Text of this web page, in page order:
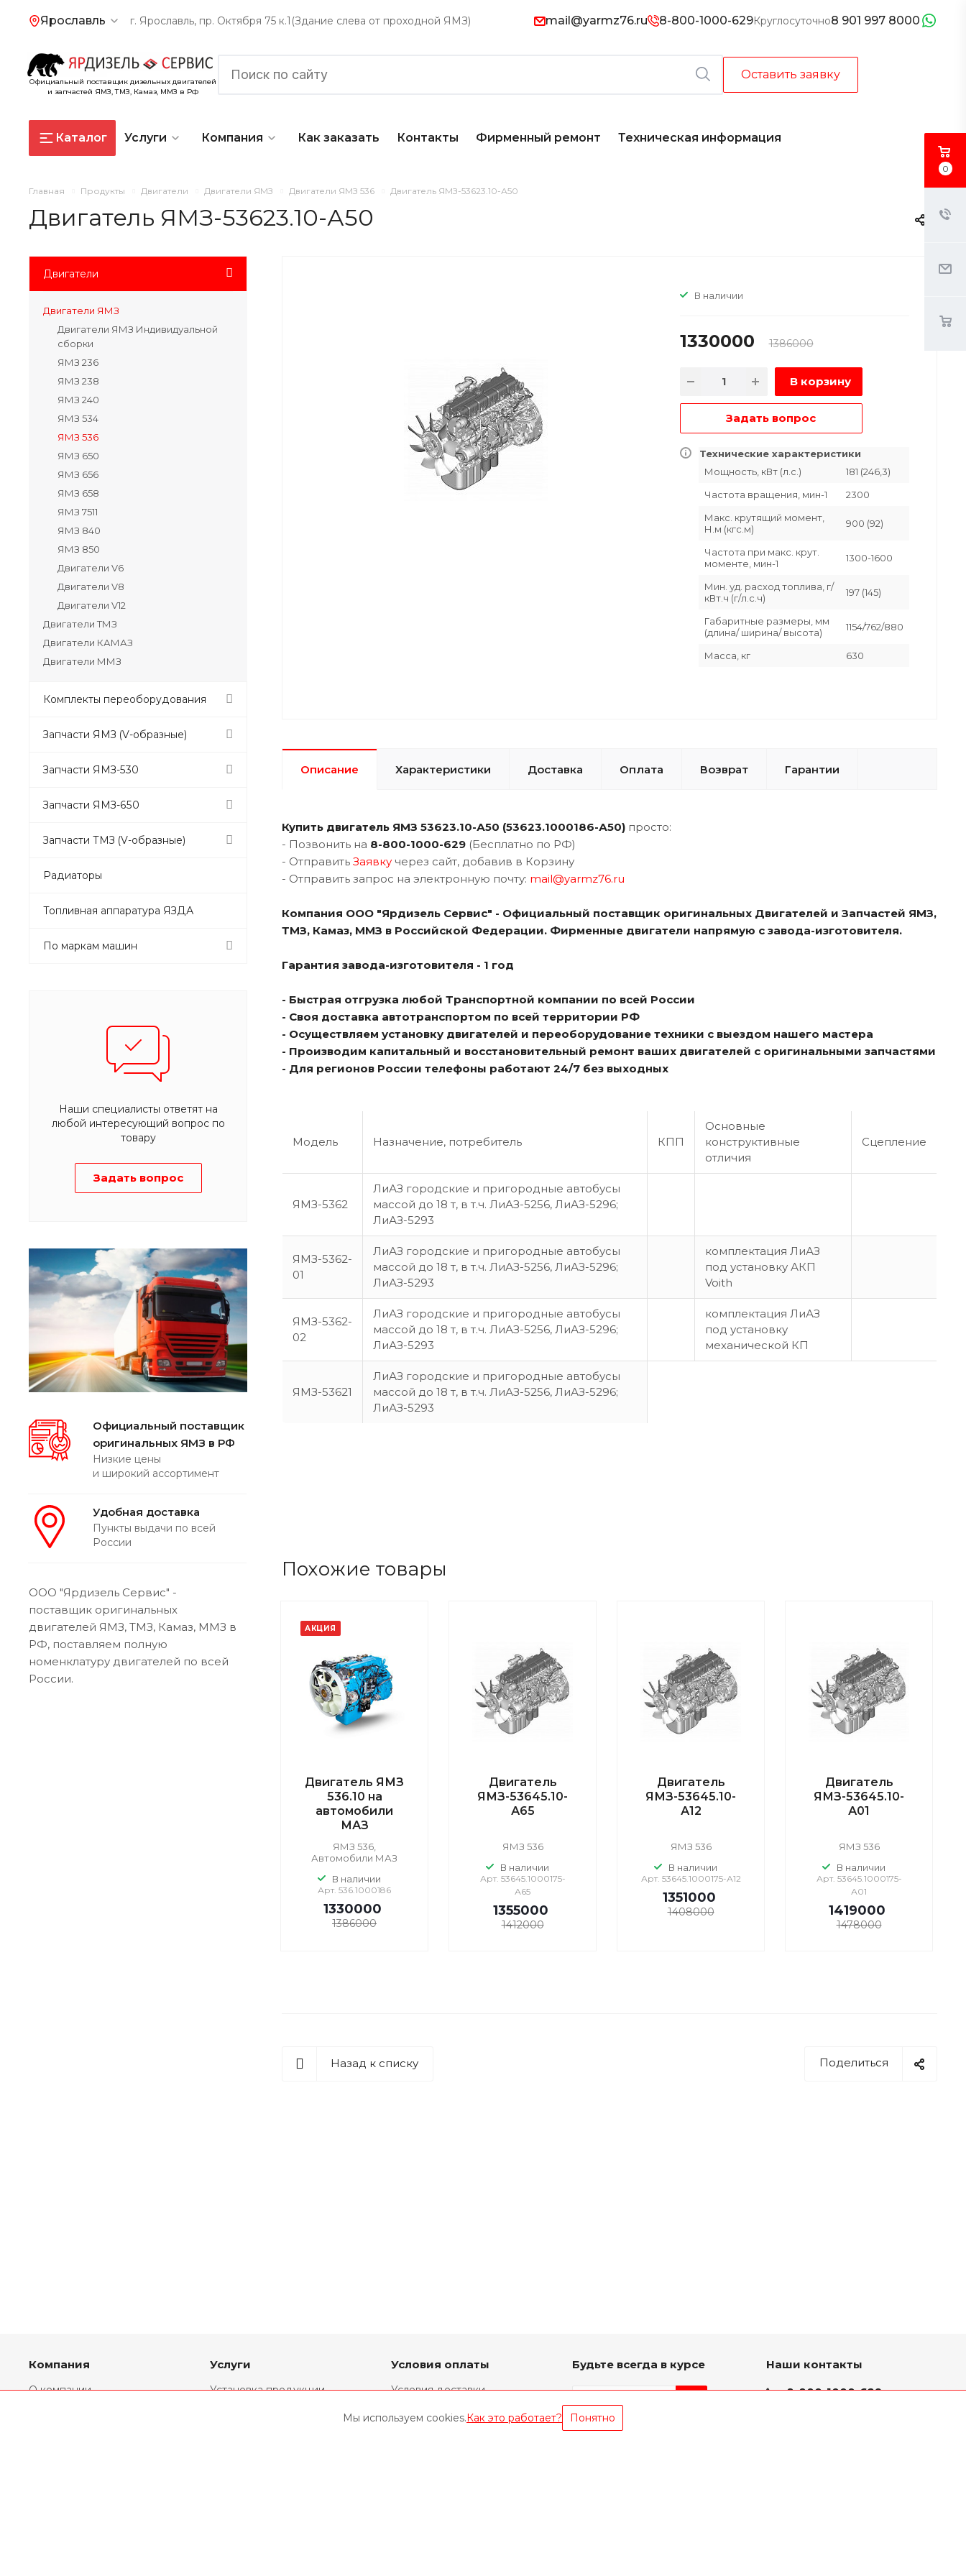
Ярославль г. Ярославль, пр. Октября 75 к.1(Здание слева от проходной ЯМЗ) mail@yarmz76.ru 8-800-1000-629Круглосуточно8 901 997 8000
Официальный поставщик дизельных двигателей
и запчастей ЯМЗ, ТМЗ, Камаз, ММЗ в РФ
Оставить заявку
Каталог Услуги Компания Как заказать Контакты Фирменный ремонт Техническая информация
Главная Продукты Двигатели Двигатели ЯМЗ Двигатели ЯМЗ 536 Двигатель ЯМЗ-53623.10-А50
Двигатель ЯМЗ-53623.10-А50
В наличии
1330000 1386000
В корзину
Задать вопрос
Технические характеристики
Мощность, кВт (л.с.)
181 (246,3)
Частота вращения, мин-1
2300
Макс. крутящий момент,
Н.м (кгс.м)
900 (92)
Частота при макс. крут.
моменте, мин-1
1300-1600
Мин. уд. расход топлива, г/
кВт.ч (г/л.с.ч)
197 (145)
Габаритные размеры, мм
(длина/ ширина/ высота)
1154/762/880
Масса, кг 630
Описание Характеристики Доставка Оплата Возврат Гарантии
Купить двигатель ЯМЗ 53623.10-А50 (53623.1000186-А50) просто:
- Позвонить на 8-800-1000-629 (Бесплатно по РФ)
- Отправить Заявку через сайт, добавив в Корзину
- Отправить запрос на электронную почту: mail@yarmz76.ru
Компания ООО "Ярдизель Сервис" - Официальный поставщик оригинальных Двигателей и Запчастей ЯМЗ,
ТМЗ, Камаз, ММЗ в Российской Федерации. Фирменные двигатели напрямую с завода-изготовителя.
Гарантия завода-изготовителя - 1 год
- Быстрая отгрузка любой Транспортной компании по всей России
- Своя доставка автотранспортом по всей территории РФ
- Осуществляем установку двигателей и переоборудование техники с выездом нашего мастера
- Производим капитальный и восстановительный ремонт ваших двигателей с оригинальными запчастями
- Для регионов России телефоны работают 24/7 без выходных
Модель Назначение, потребитель КПП
Основные
конструктивные
отличия
Сцепление
ЯМЗ-5362
ЛиАЗ городские и пригородные автобусы
массой до 18 т, в т.ч. ЛиАЗ-5256, ЛиАЗ-5296;
ЛиАЗ-5293
ЯМЗ-5362-
01
ЛиАЗ городские и пригородные автобусы
массой до 18 т, в т.ч. ЛиАЗ-5256, ЛиАЗ-5296;
ЛиАЗ-5293
комплектация ЛиАЗ
под установку АКП
Voith
ЯМЗ-5362-
02
ЛиАЗ городские и пригородные автобусы
массой до 18 т, в т.ч. ЛиАЗ-5256, ЛиАЗ-5296;
ЛиАЗ-5293
комплектация ЛиАЗ
под установку
механической КП
ЯМЗ-53621
ЛиАЗ городские и пригородные автобусы
массой до 18 т, в т.ч. ЛиАЗ-5256, ЛиАЗ-5296;
ЛиАЗ-5293
Похожие товары
АКЦИЯ
Двигатель ЯМЗ
536.10 на
автомобили
МАЗ
ЯМЗ 536,
Автомобили МАЗ
В наличии
Арт. 536.1000186
1330000
1386000
Двигатель
ЯМЗ-53645.10-
А65
ЯМЗ 536
В наличии
Арт. 53645.1000175-
А65
1355000
1412000
Двигатель
ЯМЗ-53645.10-
А12
ЯМЗ 536
В наличии
Арт. 53645.1000175-А12
1351000
1408000
Двигатель
ЯМЗ-53645.10-
А01
ЯМЗ 536
В наличии
Арт. 53645.1000175-
А01
1419000
1478000
Поделиться
Назад к списку
Двигатели
Двигатели ЯМЗ
Двигатели ЯМЗ Индивидуальной
сборки
ЯМЗ 236
ЯМЗ 238
ЯМЗ 240
ЯМЗ 534
ЯМЗ 536
ЯМЗ 650
ЯМЗ 656
ЯМЗ 658
ЯМЗ 7511
ЯМЗ 840
ЯМЗ 850
Двигатели V6
Двигатели V8
Двигатели V12
Двигатели ТМЗ
Двигатели КАМАЗ
Двигатели ММЗ
Комплекты переоборудования
Запчасти ЯМЗ (V-образные)
Запчасти ЯМЗ-530
Запчасти ЯМЗ-650
Запчасти ТМЗ (V-образные)
Радиаторы
Топливная аппаратура ЯЗДА
По маркам машин
Наши специалисты ответят на
любой интересующий вопрос по
товару
Задать вопрос
Официальный поставщик
оригинальных ЯМЗ в РФ
Низкие цены
и широкий ассортимент
Удобная доставка
Пункты выдачи по всей
России
ООО "Ярдизель Сервис" -
поставщик оригинальных
двигателей ЯМЗ, ТМЗ, Камаз, ММЗ в
РФ, поставляем полную
номенклатуру двигателей по всей
России.
Компания
О компании
Услуги
Установка продукции
Условия оплаты
Условия доставки
Будьте всегда в курсе
Наши контакты
8-800-1000-629
0
Мы используем cookies.Как это работает? Понятно